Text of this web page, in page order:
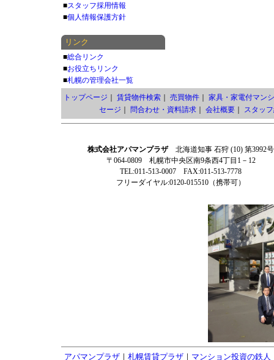
■スタッフ採用情報
■個人情報保護方針
リンク
■総合リンク
■お役立ちリンク
■札幌の管理会社一覧
トップページ
賃貸物件検索｜ 売買物件｜ 家具・家電付マン
セージ
問合わせ・資料請求｜ 会社概要｜ スタッ
株式会社アパマンプラザ北海道知事 石狩 (10) 第3992号
〒064-0809 札幌市中央区南9条西4丁目1－12
TEL:011-513-0007 FAX:011-513-7778
フリーダイヤル:0120-015510（携帯可）
アパマンプラザ ｜ 札幌賃貸プラザ ｜ マンション投資の鉄人